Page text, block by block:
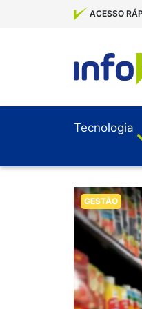
ACESSO
Tecnologia
GESTÃO